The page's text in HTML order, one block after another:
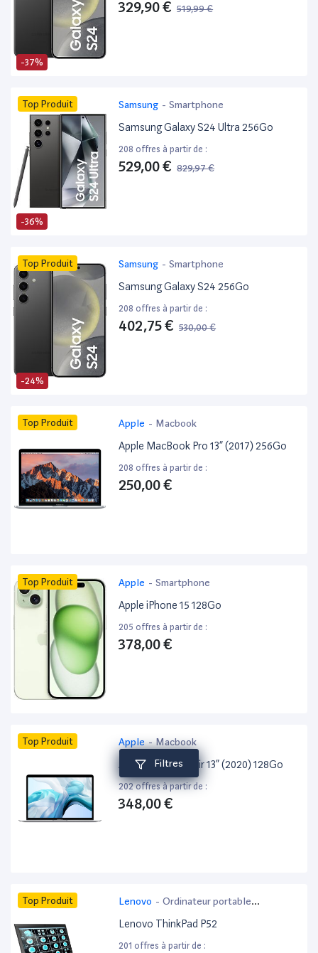
Filtres
-37%
329,90 € 519,99 €
-36%
Top Produit Samsung - Smartphone
Samsung Galaxy S24 Ultra 256Go
208 offres à partir de :
529,00 € 829,97 €
-24%
Top Produit Samsung - Smartphone
Samsung Galaxy S24 256Go
208 offres à partir de :
402,75 € 530,00 €
Top Produit Apple - Macbook
Apple MacBook Pro 13” (2017) 256Go
208 offres à partir de :
250,00 €
Top Produit Apple - Smartphone
Apple iPhone 15 128Go
205 offres à partir de :
378,00 €
Top Produit Apple- Macbook
Apple MacBook Air 13” (2020) 128Go
202 offres à partir de :
348,00 €
Top Produit Lenovo - Ordinateur portable
bureautique
Lenovo ThinkPad P52
201 offres à partir de :